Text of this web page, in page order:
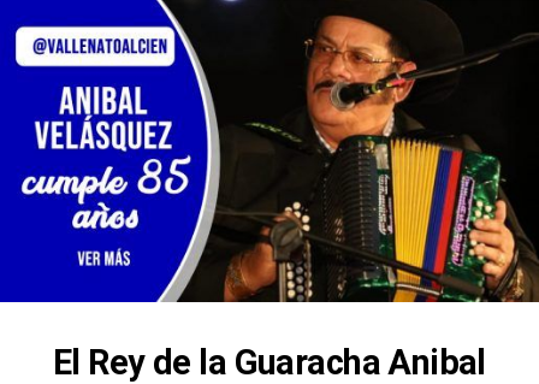
El Rey de la Guaracha Anibal